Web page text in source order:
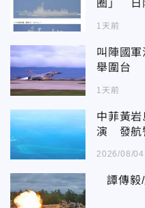
圈」 日
1天前
叫陣國
舉圍台
1天前
中菲黃
演 發航
2026/08/
譚傳毅